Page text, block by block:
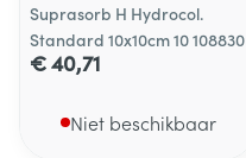
Suprasorb H Hydrocol.
Standard 10x10cm 10 108830
€ 40,71
Niet beschikbaar